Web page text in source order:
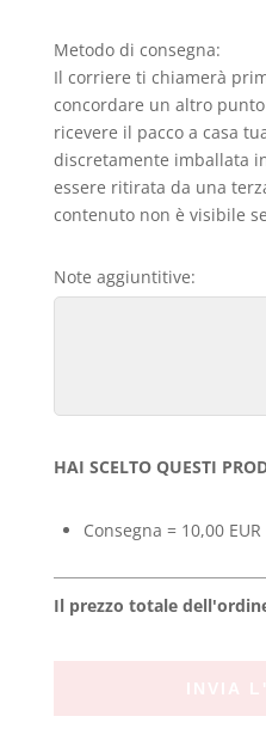
Metodo di consegna:
Il corriere ti chiamerà
concordare un altro
ricevere il pacco a casa
discretamente imballata
essere ritirata da una
contenuto non è visibile
Note aggiuntitive:
HAI SCELTO QUESTI
Consegna = 10,00 EUR
Il prezzo totale